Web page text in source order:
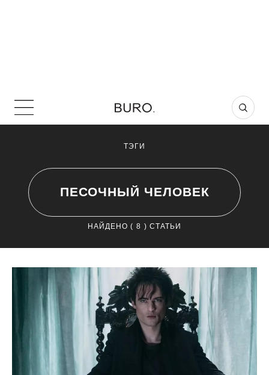
ТЭГИ
ПЕСОЧНЫЙ ЧЕЛОВЕК
НАЙДЕНО ( 8 ) СТАТЬИ